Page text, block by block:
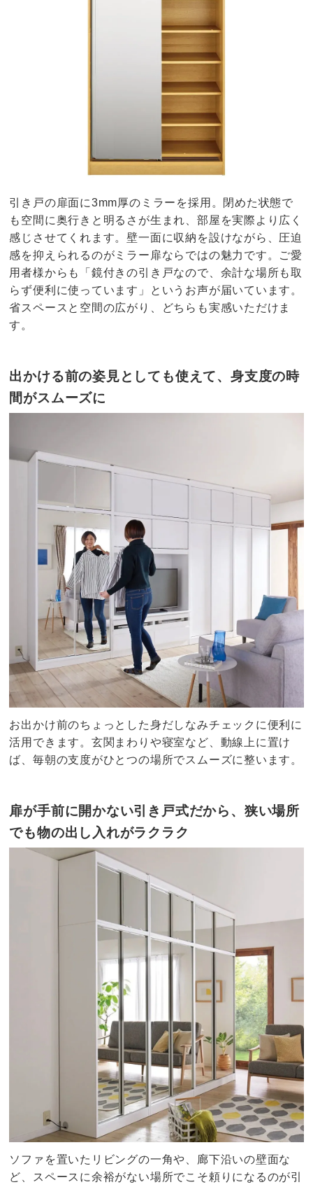
引き戸の扉面に3mm厚のミラーを採用。閉めた状態で
も空間に奥行きと明るさが生まれ、部屋を実際より広く
感じさせてくれます。壁一面に収納を設けながら、圧迫
感を抑えられるのがミラー扉ならではの魅力です。ご愛
用者様からも「鏡付きの引き戸なので、余計な場所も取
らず便利に使っています」というお声が届いています。
省スペースと空間の広がり、どちらも実感いただけま
す。
出かける前の姿見としても使えて、身支度の時
間がスムーズに
お出かけ前のちょっとした身だしなみチェックに便利に
活用できます。玄関まわりや寝室など、動線上に置け
ば、毎朝の支度がひとつの場所でスムーズに整います。
扉が手前に開かない引き戸式だから、狭い場所
でも物の出し入れがラクラク
ソファを置いたリビングの一角や、廊下沿いの壁面な
ど、スペースに余裕がない場所でこそ頼りになるのが引